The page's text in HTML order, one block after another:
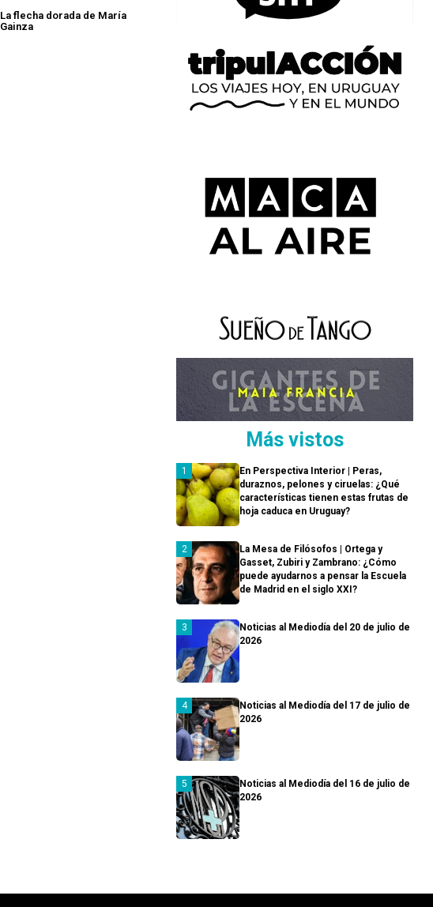
La flecha dorada de María
Gainza
Más vistos
En Perspectiva Interior | Peras,
duraznos, pelones y ciruelas: ¿Qué
características tienen estas frutas de
hoja caduca en Uruguay?
La Mesa de Filósofos | Ortega y
Gasset, Zubiri y Zambrano: ¿Cómo
puede ayudarnos a pensar la Escuela
de Madrid en el siglo XXI?
Noticias al Mediodía del 20 de julio de
2026
Noticias al Mediodía del 17 de julio de
2026
Noticias al Mediodía del 16 de julio de
2026